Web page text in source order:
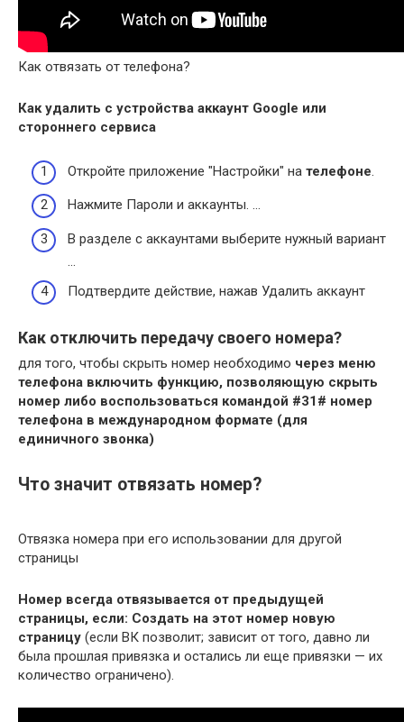
Как отвязать от телефона?
Как удалить с устройства аккаунт Google или
стороннего сервиса
Откройте приложение "Настройки" на телефоне.
Нажмите Пароли и аккаунты. …
В разделе с аккаунтами выберите нужный вариант
…
Подтвердите действие, нажав Удалить аккаунт
Как отключить передачу своего номера?
для того, чтобы скрыть номер необходимо через меню
телефона включить функцию, позволяющую скрыть
номер либо воспользоваться командой #31# номер
телефона в международном формате (для
единичного звонка)
Что значит отвязать номер?
Отвязка номера при его использовании для другой
страницы
Номер всегда отвязывается от предыдущей
страницы, если: Создать на этот номер новую
страницу (если ВК позволит; зависит от того, давно ли
была прошлая привязка и остались ли еще привязки — их
количество ограничено).